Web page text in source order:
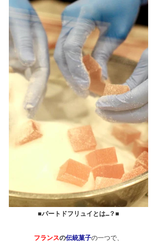
■パートドフリュイとは…？■
フランスの伝統菓子の一つで、